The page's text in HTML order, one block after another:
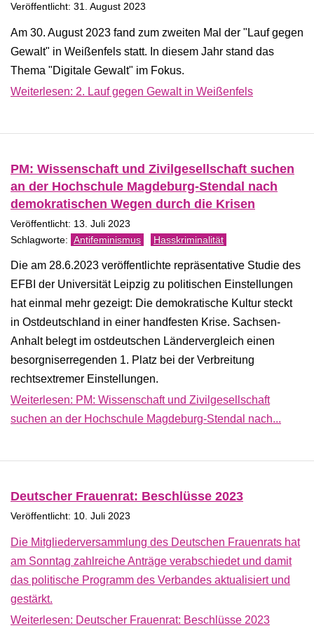
Veröffentlicht: 31. August 2023
Am 30. August 2023 fand zum zweiten Mal der "Lauf gegen
Gewalt" in Weißenfels statt. In diesem Jahr stand das
Thema "Digitale Gewalt" im Fokus.
Weiterlesen: 2. Lauf gegen Gewalt in Weißenfels
PM: Wissenschaft und Zivilgesellschaft suchen
an der Hochschule Magdeburg-Stendal nach
demokratischen Wegen durch die Krisen
Veröffentlicht: 13. Juli 2023
Antifeminismus Hasskriminalität
Die am 28.6.2023 veröffentlichte repräsentative Studie des
EFBI der Universität Leipzig zu politischen Einstellungen
hat einmal mehr gezeigt: Die demokratische Kultur steckt
in Ostdeutschland in einer handfesten Krise. Sachsen-
Anhalt belegt im ostdeutschen Ländervergleich einen
besorgniserregenden 1. Platz bei der Verbreitung
rechtsextremer Einstellungen.
Weiterlesen: PM: Wissenschaft und Zivilgesellschaft
suchen an der Hochschule Magdeburg-Stendal nach...
Deutscher Frauenrat: Beschlüsse 2023
Veröffentlicht: 10. Juli 2023
Die Mitgliederversammlung des Deutschen Frauenrats hat
am Sonntag zahlreiche Anträge verabschiedet und damit
das politische Programm des Verbandes aktualisiert und
gestärkt.
Weiterlesen: Deutscher Frauenrat: Beschlüsse 2023